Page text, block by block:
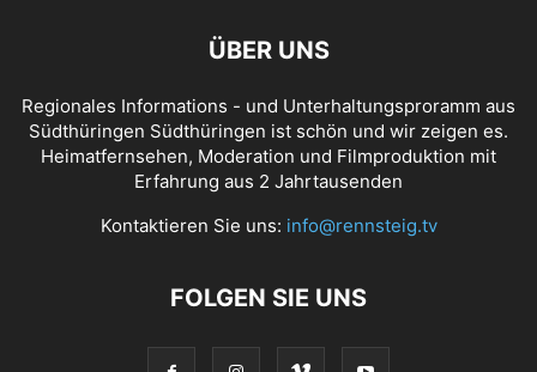
ÜBER UNS
Regionales Informations - und Unterhaltungsproramm aus
Südthüringen Südthüringen ist schön und wir zeigen es.
Heimatfernsehen, Moderation und Filmproduktion mit
Erfahrung aus 2 Jahrtausenden
Kontaktieren Sie uns: info@rennsteig.tv
FOLGEN SIE UNS